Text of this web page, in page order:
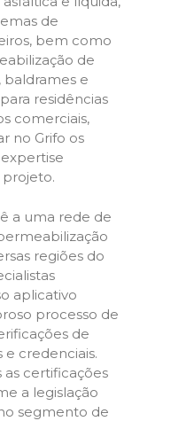
de
bem como
de
baldrames e
residências
comerciais,
no Grifo os
projeto.
a uma rede de
regiões do
aplicativo
processo de
de
e credenciais.
as certificações
a legislação
segmento de